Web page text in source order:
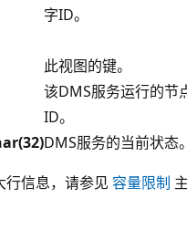
字ID。
此视图的键。
该DMS服务运行的节
ID。
DMS服务的当前状态。
行信息，请参见 容量限制